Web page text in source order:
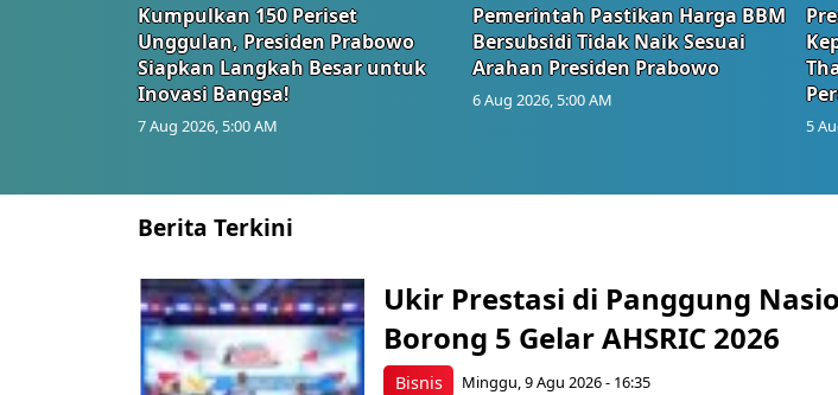
Kumpulkan 150 Periset
Unggulan, Presiden Prabowo
Siapkan Langkah Besar untuk
Inovasi Bangsa!
7 Aug 2026, 5:00 AM
Pemerintah Pastikan Harga BBM
Bersubsidi Tidak Naik Sesuai
Arahan Presiden Prabowo
6 Aug 2026, 5:00 AM
5
Berita Terkini
Bisnis
Ukir Prestasi di Panggung
Borong 5 Gelar AHSRIC 2026
Minggu, 9 Agu 2026 - 16:35